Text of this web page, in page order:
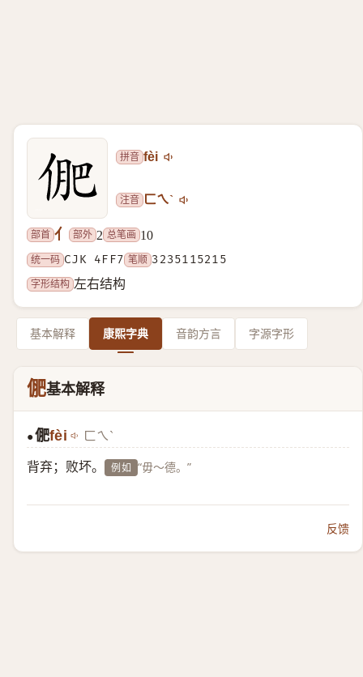
拼音 fèi
注音 ㄈㄟˋ
部首 亻 部外 2 总笔画 10
统一码 CJK 4FF7 笔顺 3235115215
字形结构 左右结构
基本解释 康熙字典 音韵方言 字源字形
俷基本解释
●俷fèi ㄈㄟˋ
背弃；败坏。 例如 “毋～德。”
反馈